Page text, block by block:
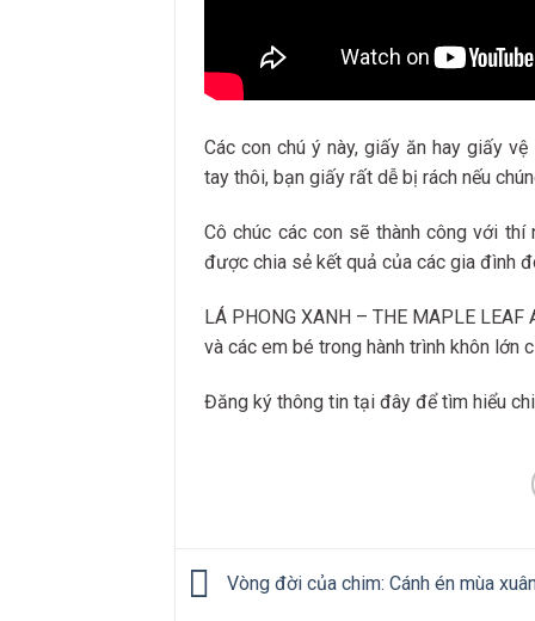
Các con chú ý này, giấy ăn hay giấy
tay thôi, bạn giấy rất dễ bị rách nếu
Cô chúc các con sẽ thành công với thí
được chia sẻ kết quả của các gia đình
LÁ PHONG XANH – THE MAPLE
và các em bé trong hành trình khôn lớn
Đăng ký thông tin tại đây để tìm hiểu
Vòng đời của chim: Cánh én mùa